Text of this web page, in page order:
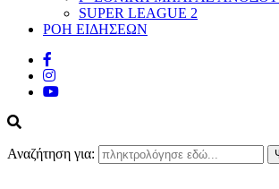
SUPER LEAGUE 2
ΡΟΗ ΕΙΔΗΣΕΩΝ
Αναζήτηση για: